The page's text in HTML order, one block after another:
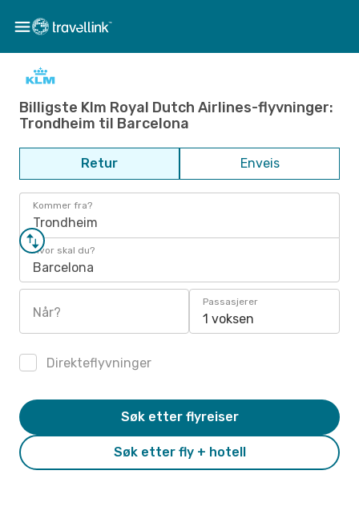
Billigste Klm Royal Dutch Airlines-flyvninger:
Trondheim til Barcelona
Retur Enveis
Kommer fra?
Trondheim
Hvor skal du?
Barcelona
Når?
Passasjerer
1 voksen
Direkteflyvninger
Søk etter fly + hotell
Søk etter flyreiser